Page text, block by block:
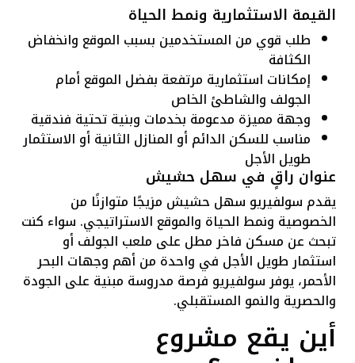
القيمة الاستثمارية ونمط الحياة
طلب قوي من المستخدمين بسبب الموقع وانخفاض
الكثافة
إمكانات استثمارية مرتفعة بفضل الموقع أمام
الجولف والشاطئ الخاص
وجهة مميزة مدعومة بخدمات وبنية تحتية فندقية
مناسب للسكن الدائم أو المنازل الثانية أو الاستثمار
طويل الأجل
عنوان راقٍ في سهل حشيش
يقدم سولفيريو سهل حشيش مزيجًا متوازنًا من
الخصوصية ونمط الحياة والموقع الاستراتيجي. سواء كنت
تبحث عن مسكن فاخر مطل على ملعب الجولف أو
استثمار طويل الأجل في واحدة من أهم وجهات البحر
الأحمر، يوفر سولفيريو فرصة مدروسة مبنية على الجودة
والحصرية والنمو المستقبلي.
أين يقع مشروع